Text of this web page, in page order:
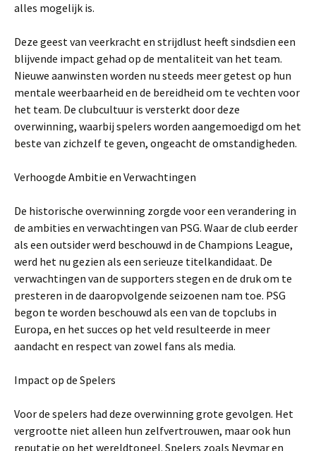
alles mogelijk is.
Deze geest van veerkracht en strijdlust heeft sindsdien een
blijvende impact gehad op de mentaliteit van het team.
Nieuwe aanwinsten worden nu steeds meer getest op hun
mentale weerbaarheid en de bereidheid om te vechten voor
het team. De clubcultuur is versterkt door deze
overwinning, waarbij spelers worden aangemoedigd om het
beste van zichzelf te geven, ongeacht de omstandigheden.
Verhoogde Ambitie en Verwachtingen
De historische overwinning zorgde voor een verandering in
de ambities en verwachtingen van PSG. Waar de club eerder
als een outsider werd beschouwd in de Champions League,
werd het nu gezien als een serieuze titelkandidaat. De
verwachtingen van de supporters stegen en de druk om te
presteren in de daaropvolgende seizoenen nam toe. PSG
begon te worden beschouwd als een van de topclubs in
Europa, en het succes op het veld resulteerde in meer
aandacht en respect van zowel fans als media.
Impact op de Spelers
Voor de spelers had deze overwinning grote gevolgen. Het
vergrootte niet alleen hun zelfvertrouwen, maar ook hun
reputatie op het wereldtoneel. Spelers zoals Neymar en